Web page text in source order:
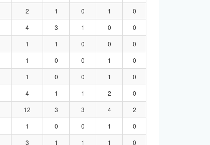
2 1 0 1
0
4 3 1 0
0
1 1 0 0
0
1 0 0 1
0
1 0 0 1
0
4 1 1 2
0
12 3 3 4
2
1 0 0 1
0
3 1 1 1
0